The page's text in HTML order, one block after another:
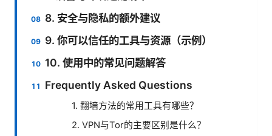
8. 安全与隐私的额外建议
9. 你可以信任的工具与资源（示例）
10. 使用中的常见问题解答
Frequently Asked Questions
1. 翻墙方法的常用工具有哪些？
2. VPN与Tor的主要区别是什么？